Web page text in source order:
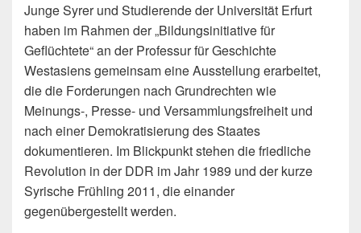
Junge Syrer und Studierende der Universität Erfurt
haben im Rahmen der „Bildungsinitiative für
Geflüchtete“ an der Professur für Geschichte
Westasiens gemeinsam eine Ausstellung erarbeitet,
die die Forderungen nach Grundrechten wie
Meinungs-, Presse- und Versammlungsfreiheit und
nach einer Demokratisierung des Staates
dokumentieren. Im Blickpunkt stehen die friedliche
Revolution in der DDR im Jahr 1989 und der kurze
Syrische Frühling 2011, die einander
gegenübergestellt werden.